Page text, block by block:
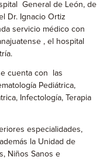
General de León, de
Dr. Ignacio Ortiz
servicio médico con
, el hospital
cuenta con las
Pediátrica,
Infectología, Terapia
especialidades,
la Unidad de
Niños Sanos e